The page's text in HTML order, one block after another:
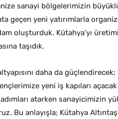
sanayi bölgelerimizin
geçen yeni yatırımlarla
oluşturduk. Kütahya’yı
taşıdık.
daha da
yeni iş kapıları
atarken sanayicimizin
Bu anlayışla; Kütahya